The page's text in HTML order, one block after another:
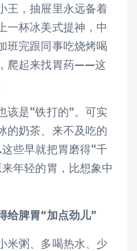
王，抽屉里永远备着
一杯冰美式提神，中
班完跟同事吃烧烤喝
爬起来找胃药——这
该是“铁打的”。可实
的奶茶、来不及吃的
些早就把胃磨得“千
年轻的胃，比想象中
给脾胃“加点劲儿”
米粥、多喝热水、少